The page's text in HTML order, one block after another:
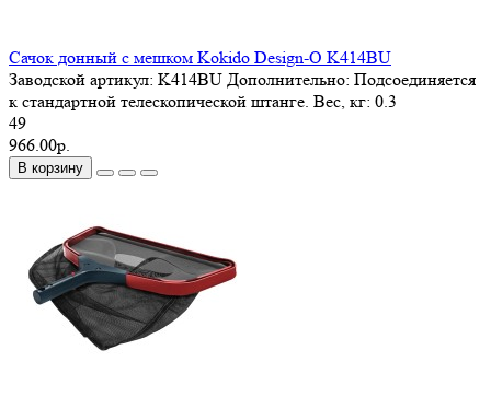
Сачок донный с мешком Kokido Design-O K414BU
Заводской артикул: K414BU Дополнительно: Подсоединяется
к стандартной телескопической штанге. Вес, кг: 0.3
49
966.00р.
В корзину